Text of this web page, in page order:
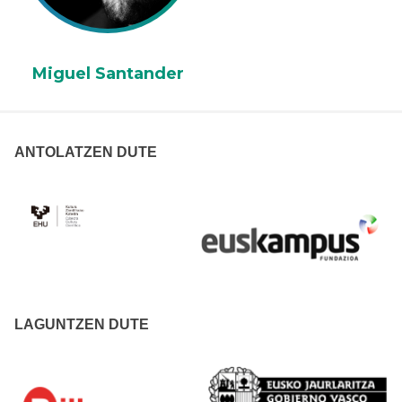
Miguel Santander
ANTOLATZEN DUTE
LAGUNTZEN DUTE